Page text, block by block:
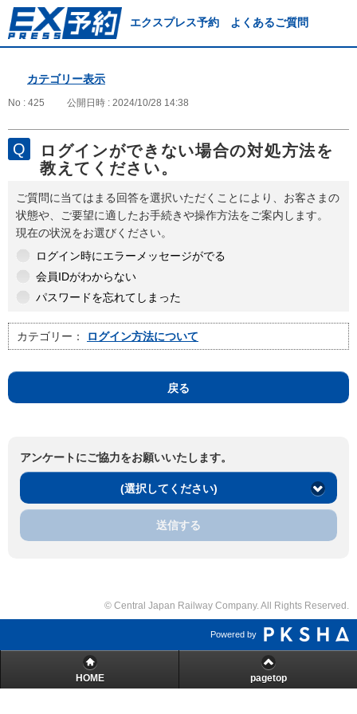
エクスプレス予約 よくあるご質問
カテゴリー表示
No : 425 公開日時 : 2024/10/28 14:38
ログインができない場合の対処方法を
教えてください。
ご質問に当てはまる回答を選択いただくことにより、お客さまの
状態や、ご要望に適したお手続きや操作方法をご案内します。
現在の状況をお選びください。
ログイン時にエラーメッセージがでる
会員IDがわからない
パスワードを忘れてしまった
カテゴリー： ログイン方法について
戻る
アンケートにご協力をお願いいたします。
(選択してください)
送信する
© Central Japan Railway Company. All Rights Reserved.
Powered by
HOME pagetop